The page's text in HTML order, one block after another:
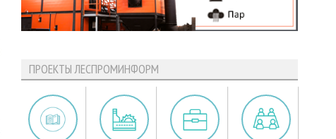
ПРОЕКТЫ ЛЕСПРОМИНФОРМ